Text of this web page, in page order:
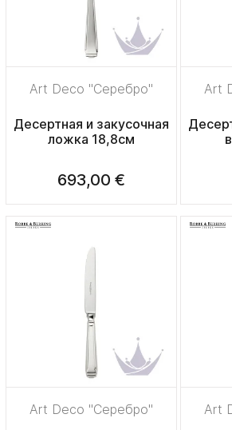
Art Deco "Серебро"
Десертная и закусочная
ложка 18,8см
693,00 €
Art
Art Deco "Серебро" Art